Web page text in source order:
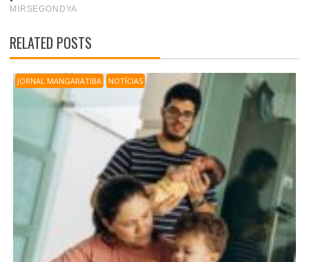
RELATED POSTS
JORNAL MANGARATIBA NOTÍCIAS